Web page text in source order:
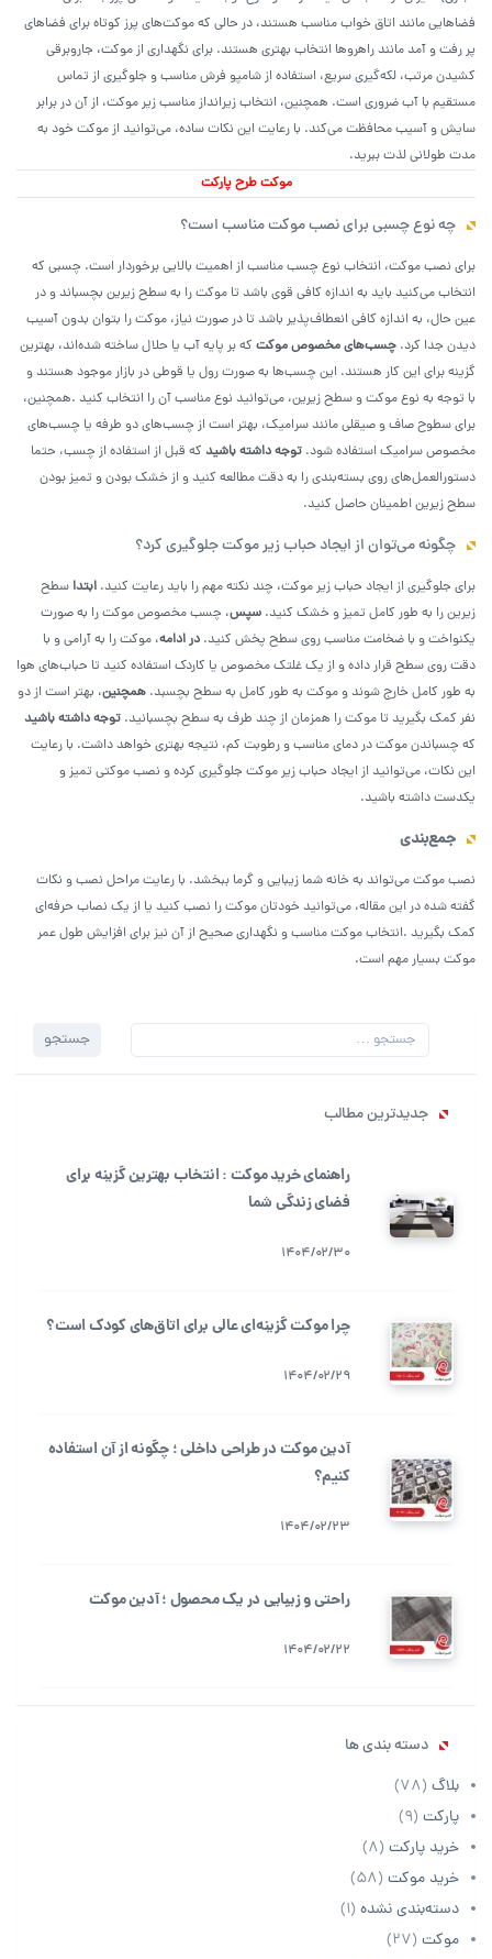
فضاهایی مانند اتاق خواب مناسب هستند، در حالی که موکت‌های پرز کوتاه برای فضاهای
پر رفت و آمد مانند راهروها انتخاب بهتری هستند. برای نگهداری از موکت، جاروبرقی
کشیدن مرتب، لکه‌گیریسریع، استفاده از شامپو فرش مناسب و جلوگیری از تماس
مستقیم با آب ضروری است. همچنین، انتخاب زیرانداز مناسب زیر موکت، از آن در برابر
سایش و آسیب محافظت می‌کند. با رعایت این نکات ساده، می‌توانید از موکت خود به
مدت طولانی لذت ببرید.
موکت طرح پارکت
چه نوع چسبی برای نصب موکت مناسب است؟
برای نصب موکت، انتخاب نوع چسب مناسب از اهمیت بالایی برخوردار است. چسبی که
انتخاب می‌کنید باید به اندازه کافی قوی باشد تا موکت را به سطح زیرین بچسباند و در
عین حال، به اندازه کافی انعطاف‌پذیر باشد تا در صورت نیاز، موکت را بتوان بدون آسیب
دیدن جدا کرد. چسب‌های مخصوص موکت که بر پایه آب یا حلال ساخته شده‌اند، بهترین
گزینه برای این کار هستند. این چسب‌ها به صورت رول یا قوطی در بازار موجود هستند و
با توجه به نوع موکت و سطح زیرین، می‌توانید نوع مناسب آن را انتخاب کنید .همچنین،
برای سطوح صاف و صیقلی مانند سرامیک، بهتر است از چسب‌های دو طرفه یا چسب‌های
مخصوص سرامیک استفاده شود. توجه داشته باشید که قبل از استفاده از چسب، حتما
دستورالعمل‌های روی بسته‌بندی را به دقت مطالعه کنید و از خشک بودن و تمیز بودن
سطح زیرین اطمینان حاصل کنید.
چگونه می‌توان از ایجاد حباب زیر موکت جلوگیری کرد؟
برای جلوگیری از ایجاد حباب زیر موکت، چند نکته مهم را باید رعایت کنید. ابتدا سطح
زیرین را به طور کامل تمیز و خشک کنید. سپس، چسب مخصوص موکت را به صورت
یکنواخت و با ضخامت مناسب روی سطح پخش کنید. در ادامه، موکت را به آرامی و با
دقت روی سطح قرار داده و از یک غلتک مخصوص یا کاردک استفاده کنید تا حباب‌های هوا
به طور کامل خارج شوند و موکت به طور کامل به سطح بچسبد. همچنین، بهتر است از دو
نفر کمک بگیرید تا موکت را همزمان از چند طرف به سطح بچسبانید. توجه داشته باشید
که چسباندن موکت در دمای مناسب و رطوبت کم، نتیجه بهتری خواهد داشت. با رعایت
این نکات، می‌توانید از ایجاد حباب زیر موکت جلوگیری کرده و نصب موکتی تمیز و
یکدست داشته باشید.
جمع‌بندی
نصب موکت می‌تواند به خانه شما زیبایی و گرما ببخشد. با رعایت مراحل نصب و نکات
گفته شده در این مقاله، می‌توانید خودتان موکت را نصب کنید یا از یک نصاب حرفه‌ای
کمک بگیرید .انتخاب موکت مناسب و نگهداری صحیح از آن نیز برای افزایش طول عمر
موکت بسیار مهم است.
جستجو
جستجو
جدیدترین مطالب
راهنمای خرید موکت : انتخاب بهترین گزینه برای
فضای زندگی شما
1404/02/30
چرا موکت گزینه‌ای عالی برای اتاق‌های کودک است؟
1404/02/29
آدین موکت در طراحی داخلی ؛ چگونه از آن استفاده
کنیم؟
1404/02/23
راحتی و زیبایی در یک محصول ؛ آدین موکت
1404/02/22
دسته بندی ها
بلاگ (78)
پارکت (9)
خرید پارکت (8)
خرید موکت (58)
دسته‌بندی نشده (1)
موکت (27)